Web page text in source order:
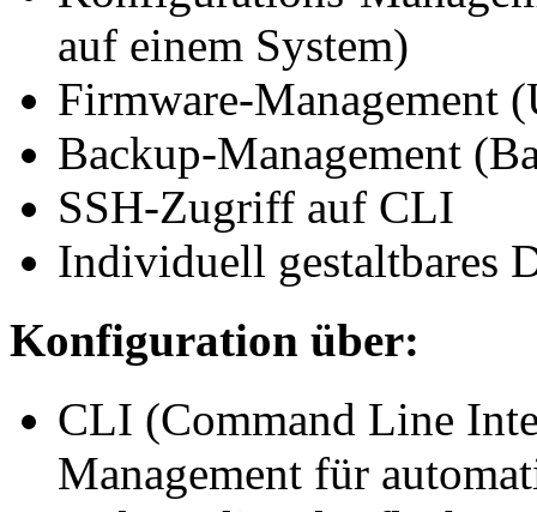
auf einem System)
Firmware-Management
Backup-Management
SSH-Zugriff auf CLI
Individuell gestaltbares
Konfiguration über:
CLI (Command Line
Management für